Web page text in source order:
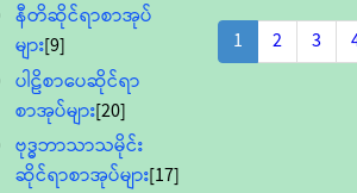
နီတိဆိုင်ရာစာအုပ်
များ[9]
ပါဠိစာပေဆိုင်ရာ
စာအုပ်များ[20]
ဗုဒ္ဓဘာသာသမိုင်း
ဆိုင်ရာစာအုပ်များ[17]
1
2 3